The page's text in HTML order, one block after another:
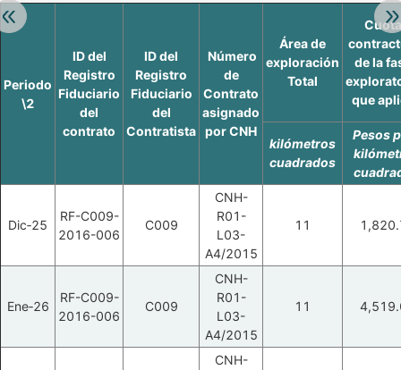
Retroceder:
Periodo
\2
ID del
Registro
Fiduciario
del
contrato
ID del
Registro
Fiduciario
del
Contratista
Número
de
Contrato
asignado
por CNH
Área de
exploración
Total
Cuota
de la
que
kilómetros
cuadrados
Pesos
Dic‑25
RF-C009-
2016-006
C009
CNH-
R01-
L03-
A4/2015
11
Ene‑26
RF-C009-
2016-006
C009
CNH-
R01-
L03-
A4/2015
11
CNH-